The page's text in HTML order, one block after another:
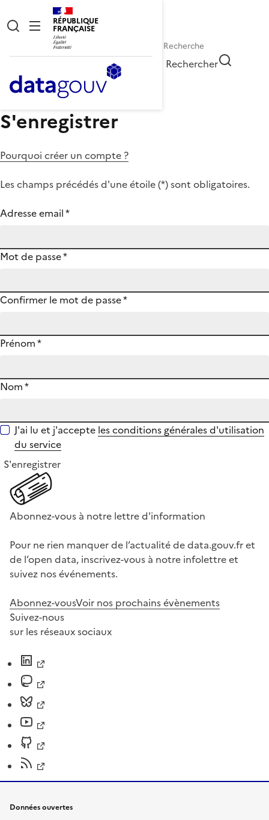
RÉPUBLIQUE
FRANÇAISE
Rechercher
S'enregistrer
Pourquoi créer un compte ?
Les champs précédés d'une étoile (*) sont obligatoires.
Adresse email*
Mot de passe*
Confirmer le mot de passe*
Prénom*
Nom*
J'ai lu et j'accepte les conditions générales d'utilisation
du service
S'enregistrer
Abonnez-vous à notre lettre d'information
Pour ne rien manquer de l’actualité de data.gouv.fr et
de l’open data, inscrivez-vous à notre infolettre et
suivez nos événements.
Abonnez-vousVoir nos prochains évènements
Suivez-nous
sur les réseaux sociaux
Données ouvertes